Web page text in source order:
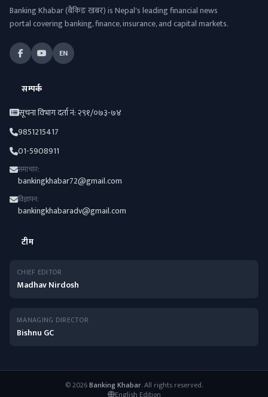
Banking Khabar (बैंकिङ खबर) is Nepal's leading financial news
portal covering banking, finance, insurance, and capital markets.
EN
सम्पर्क
सूचना विभाग दर्ता नं: २९१/०७३-७४
9851215417
01-5908911
समाचार:
bankingkhabar72@gmail.com
विज्ञापन:
bankingkhabaradv@gmail.com
टीम
CHIEF EDITOR
Madhav Nirdosh
MANAGING DIRECTOR
Bishnu GC
© 2026Banking Khabar. All rights reserved.